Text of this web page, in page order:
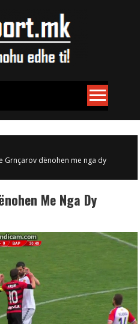
Grnçarov dënohen me nga dy
Me Nga Dy